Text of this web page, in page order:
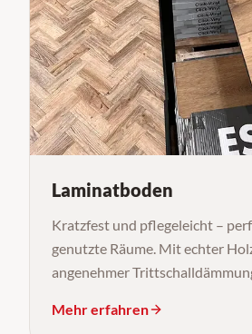
Laminatboden
Kratzfest und pflegeleicht –
genutzte Räume. Mit echter
angenehmer
Mehr erfahren